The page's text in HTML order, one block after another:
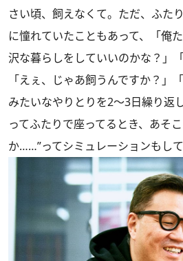
さい頃、飼えなくて。ただ、ふた
に憧れていたこともあって、「俺
沢な暮らしをしていいのかな？」
「えぇ、じゃあ飼うんですか？」
みたいなやりとりを2～3日繰り返
ってふたりで座ってるとき、あそ
か……”ってシミュレーションもして